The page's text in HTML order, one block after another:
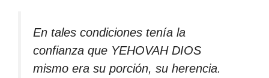
En tales condiciones tenía la
confianza que YEHOVAH DIOS
mismo era su porción, su herencia.